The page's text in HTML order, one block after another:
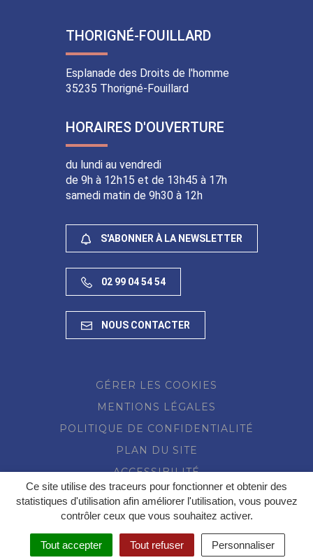
Ce site utilise des traceurs pour fonctionner et obtenir des
statistiques d'utilisation afin améliorer l'utilisation, vous pouvez
contrôler ceux que vous souhaitez activer.
Tout accepter Tout refuser Personnaliser
le
compte
la
chaîne
le
compte
THORIGNÉ-FOUILLARD
Esplanade des Droits de l'homme
35235 Thorigné-Fouillard
HORAIRES D'OUVERTURE
du lundi au vendredi
de 9h à 12h15 et de 13h45 à 17h
samedi matin de 9h30 à 12h
S'ABONNER À LA NEWSLETTER
02 99 04 54 54
NOUS CONTACTER
GÉRER LES COOKIES
MENTIONS LÉGALES
POLITIQUE DE CONFIDENTIALITÉ
PLAN DU SITE
ACCESSIBILITÉ